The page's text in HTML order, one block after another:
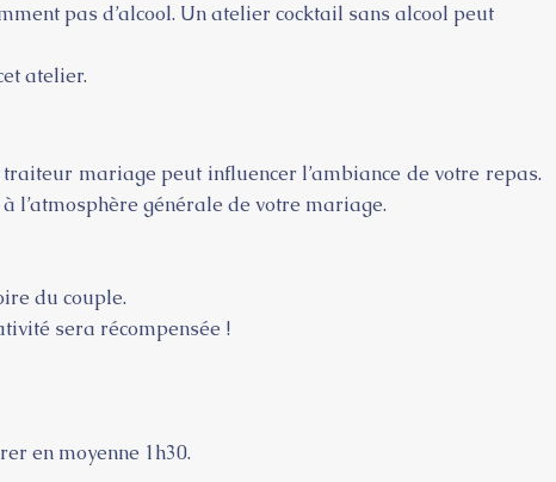
pas d’alcool. Un atelier cocktail sans alcool peut
atelier.
mariage peut influencer l’ambiance de votre repas.
l’atmosphère générale de votre mariage.
du couple.
sera récompensée !
en moyenne 1h30.